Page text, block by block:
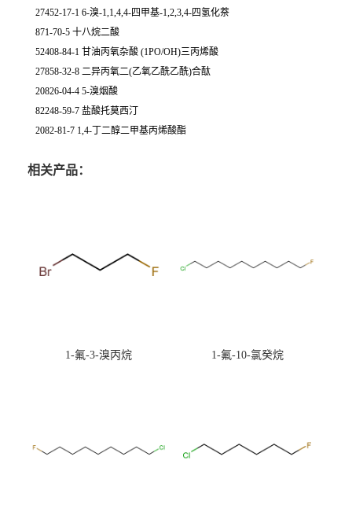
27452-17-1 6-溴-1,1,4,4-四甲基-1,2,3,4-四氢化萘
871-70-5 十八烷二酸
52408-84-1 甘油丙氧杂酸 (1PO/OH)三丙烯酸
27858-32-8 二异丙氧二(乙氧乙酰乙酰)合酞
20826-04-4 5-溴烟酸
82248-59-7 盐酸托莫西汀
2082-81-7 1,4-丁二醇二甲基丙烯酸酯
相关产品：
1-氟-3-溴丙烷 1-氟-10-氯癸烷